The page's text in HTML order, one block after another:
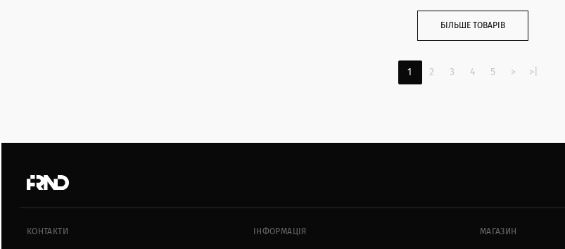
БІЛЬШЕ ТОВАРІВ
1 2 3 4 5 > >|
КОНТАКТИ ІНФОРМАЦІЯ МАГАЗИН